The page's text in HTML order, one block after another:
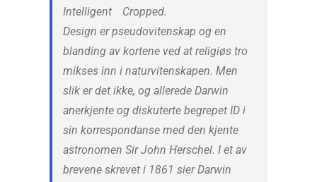
Cropped.
Intelligent
Design er pseudovitenskap og en
blanding av kortene ved at religiøs tro
mikses inn i naturvitenskapen. Men
slik er det ikke, og allerede Darwin
anerkjente og diskuterte begrepet ID i
sin korrespondanse med den kjente
astronomen Sir John Herschel. I et av
brevene skrevet i 1861 sier Darwin